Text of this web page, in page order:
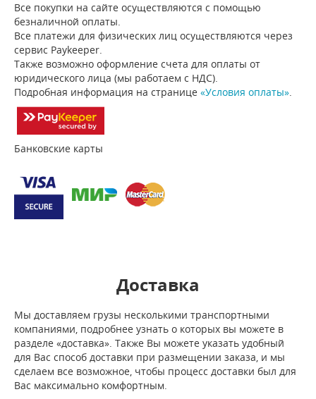
Все покупки на сайте осуществляются с помощью
безналичной оплаты.
Все платежи для физических лиц осуществляются через
сервис Paykeeper.
Также возможно оформление счета для оплаты от
юридического лица (мы работаем с НДС).
Подробная информация на странице «Условия оплаты».
Банковские карты
Доставка
Мы доставляем грузы несколькими транспортными
компаниями, подробнее узнать о которых вы можете в
разделе «доставка». Также Вы можете указать удобный
для Вас способ доставки при размещении заказа, и мы
сделаем все возможное, чтобы процесс доставки был для
Вас максимально комфортным.